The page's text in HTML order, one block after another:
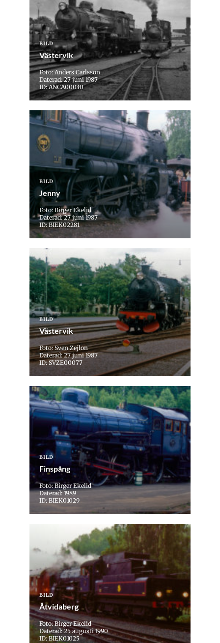
BILD
Västervik
Foto: Anders Carlsson
Daterad: 27 juni 1987
ID: ANCA00030
BILD
Jenny
Foto: Birger Ekelid
Daterad: 27 juni 1987
ID: BIEK02281
BILD
Västervik
Foto: Sven Zejlon
Daterad: 27 juni 1987
ID: SVZE00077
BILD
Finspång
Foto: Birger Ekelid
Daterad: 1989
ID: BIEK01029
BILD
Åtvidaberg
Foto: Birger Ekelid
Daterad: 25 augusti 1990
ID: BIEK01025